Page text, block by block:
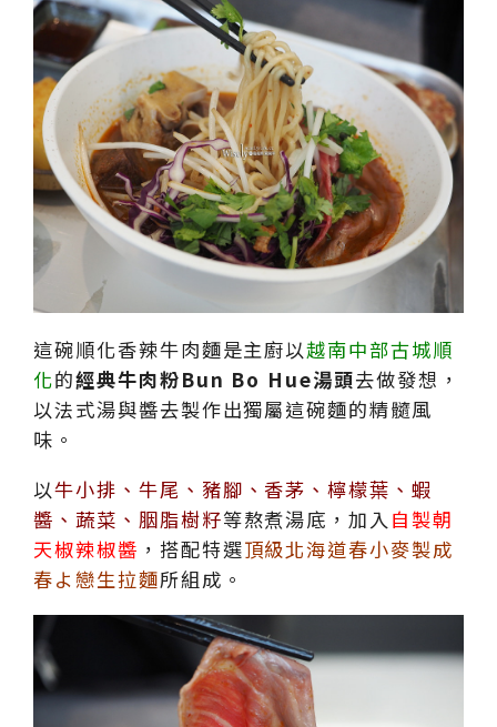
這碗順化香辣牛肉麵是主廚以越南中部古城順
化的經典牛肉粉Bun Bo Hue湯頭去做發想，
以法式湯與醬去製作出獨屬這碗麵的精髓風
味。
以牛小排、牛尾、豬腳、香茅、檸檬葉、蝦
醬、蔬菜、胭脂樹籽等熬煮湯底，加入 自製朝
天椒辣椒醬 ，搭配特選頂級北海道春小麥製成
春よ戀生拉麵所組成。